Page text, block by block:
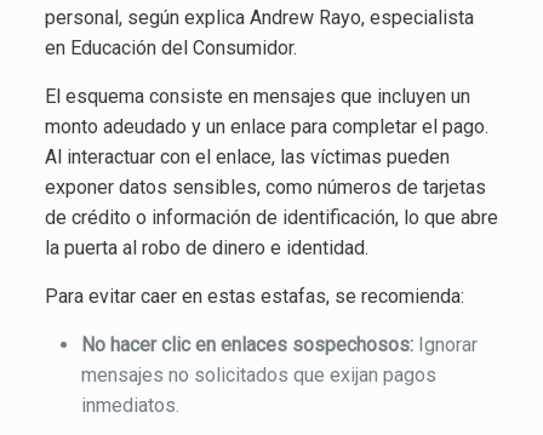
personal, según explica Andrew Rayo, especialista
en Educación del Consumidor.
El esquema consiste en mensajes que incluyen un
monto adeudado y un enlace para completar el pago.
Al interactuar con el enlace, las víctimas pueden
exponer datos sensibles, como números de tarjetas
de crédito o información de identificación, lo que abre
la puerta al robo de dinero e identidad.
Para evitar caer en estas estafas, se recomienda:
No hacer clic en enlaces sospechosos:Ignorar
mensajes no solicitados que exijan pagos
inmediatos.